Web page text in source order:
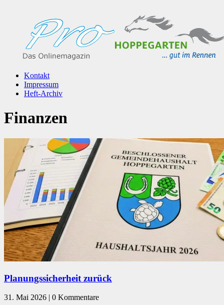
Kontakt
Impressum
Heft-Archiv
Finanzen
Planungssicherheit zurück
31. Mai 2026 | 0 Kommentare